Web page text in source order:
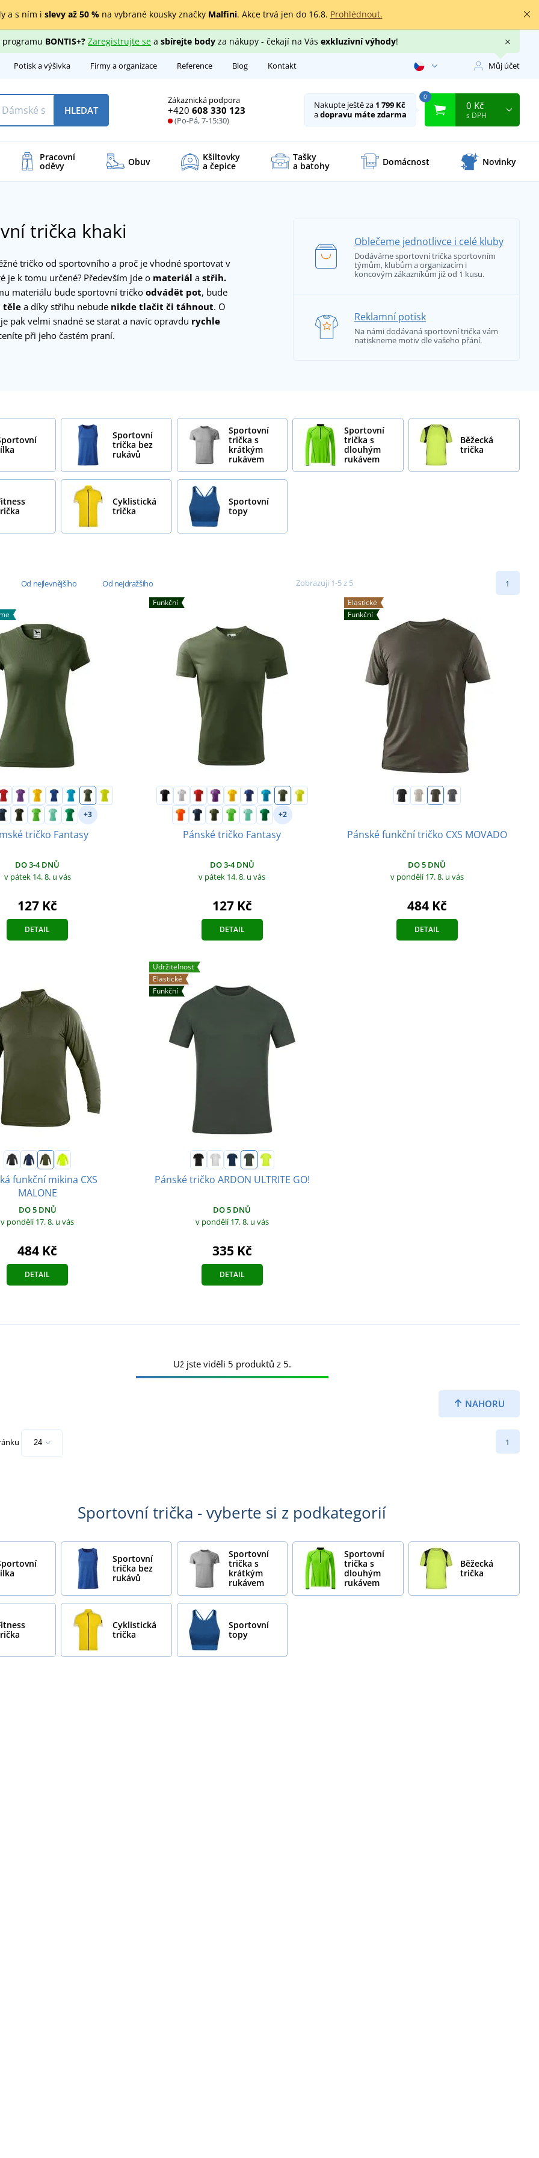
a s ním i slevy až 50 %na vybrané kousky značky Malfini. Akce trvá jen do 16.8. Prohlédnout.
programu BONTIS+? Zaregistrujte sea sbírejte bodyza nákupy - čekají na Vás exkluzivní výhody!
Potisk a výšivka Firmy a organizace Reference Blog Kontakt Můj účet
Zákaznická podpora
+420 608 330 123
(Po-Pá, 7-15:30)
HLEDAT Nakupte ještě za 1 799 Kč
adopravu máte zdarma
0
0 Kč
s DPH
Pracovní
oděvy Obuv Kšiltovky
a čepice
Tašky
a batohy Domácnost Novinky
trička khaki
tričko od sportovního a proč je vhodné sportovat v
je k tomu určené? Především jde o materiál a střih.
materiálu bude sportovní tričko odvádět pot, bude
tělea díky střihu nebude nikde tlačit či táhnout. O
pak velmi snadné se starat a navíc opravdu rychle
při jeho častém praní.
Oblečeme jednotlivce i celé kluby
Dodáváme sportovní trička sportovním
týmům, klubům a organizacím i
koncovým zákazníkům již od 1 kusu.
Reklamní potisk
Na námi dodávaná sportovní trička vám
natiskneme motiv dle vašeho přání.
Sportovní
trička bez
rukávů
Sportovní
trička s
krátkým
rukávem
Sportovní
trička s
dlouhým
rukávem
Běžecká
trička
Cyklistická
trička
Sportovní
topy
Od nejlevnějšího Od nejdražšího Zobrazuji 1-5 z 5 1
+3
tričko Fantasy
DO 3-4 DNŮ
v pátek 14. 8. u vás
127 Kč
DETAIL
Funkční
+2
Pánské tričko Fantasy
DO 3-4 DNŮ
v pátek 14. 8. u vás
127 Kč
DETAIL
Elastické
Funkční
Pánské funkční tričko CXS MOVADO
DO 5 DNŮ
v pondělí 17. 8. u vás
484 Kč
DETAIL
funkční mikina CXS
MALONE
DO 5 DNŮ
v pondělí 17. 8. u vás
484 Kč
DETAIL
Udržitelnost
Elastické
Funkční
Pánské tričko ARDON ULTRITE GO!
DO 5 DNŮ
v pondělí 17. 8. u vás
335 Kč
DETAIL
NAHORU
Už jste viděli 5 produktů z 5.
1
Sportovní trička - vyberte si z podkategorií
Sportovní
trička bez
rukávů
Sportovní
trička s
krátkým
rukávem
Sportovní
trička s
dlouhým
rukávem
Běžecká
trička
Cyklistická
trička
Sportovní
topy